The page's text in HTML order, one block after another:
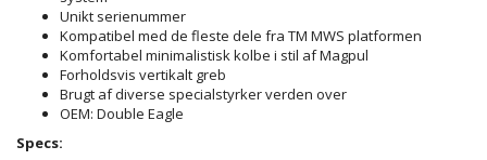
Unikt serienummer
Kompatibel med de fleste dele fra TM MWS platformen
Komfortabel minimalistisk kolbe i stil af Magpul
Forholdsvis vertikalt greb
Brugt af diverse specialstyrker verden over
OEM: Double Eagle
Specs: